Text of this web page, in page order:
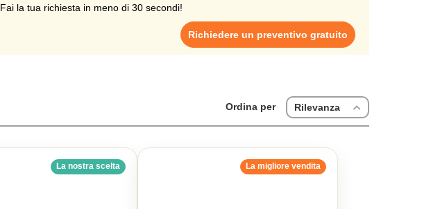
Fai la tua richiesta in meno di 30 secondi!
Richiedere un preventivo gratuito
Ordina per Rilevanza
La nostra scelta La migliore vendita